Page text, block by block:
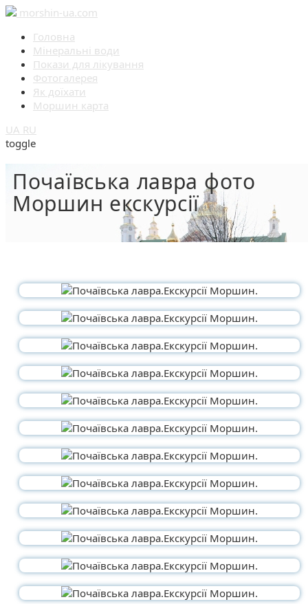
morshin-ua.com
Головна
Мінеральні води
Покази для лікування
Фотогалерея
Як доїхати
Моршин карта
UA RU
toggle
Почаївська лавра фото
Моршин екскурсії